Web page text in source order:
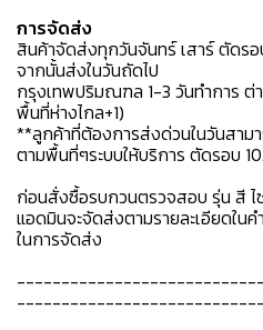
การจัดส่ง
สินค้าจัดส่งทุกวันจันทร์ เสาร์ ตัดรอ
จากนั้นส่งในวันถัดไป
กรุงเทพปริมณฑล 1-3 วันทำการ ต่
พื้นที่ห่างไกล+1)
**ลูกค้าที่ต้องการส่งด่วนในวันสาม
ตามพื้นที่ๆระบบให้บริการ ตัดรอบ
ก่อนสั่งซื้อรบกวนตรวจสอบ รุ่น สี
แอดมินจะจัดส่งตามรายละเอียดใ
ในการจัดส่ง